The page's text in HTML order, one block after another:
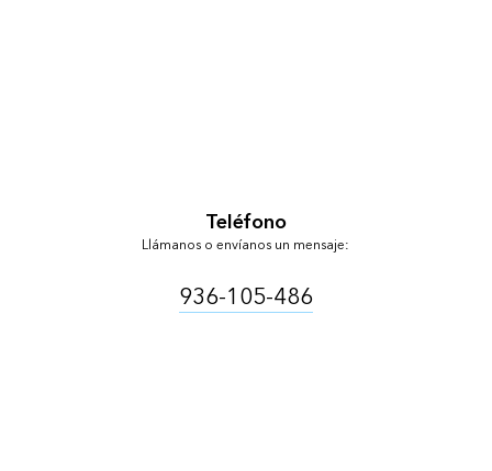
Teléfono
Llámanos o envíanos un mensaje:
936-105-486